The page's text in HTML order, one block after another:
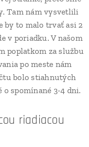
Tam nám vysvetlili
by to malo trvať asi 2
v poriadku. V našom
poplatkom za službu
po meste nám
bolo stiahnutých
o spomínané 3-4 dni.
riadiacou